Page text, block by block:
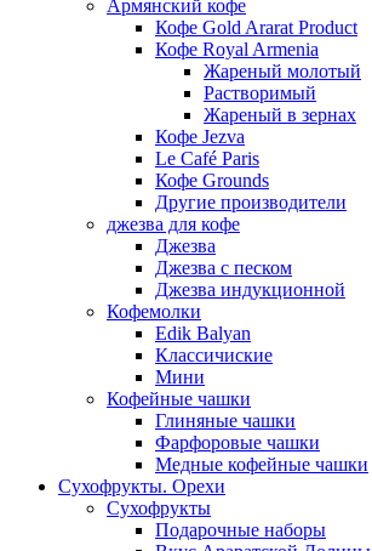
Армянский кофе
Кофе Gold Ararat Product
Кофе Royal Armenia
Жареный молотый
Растворимый
Жареный в зернах
Кофе Jezva
Le Café Paris
Кофе Grounds
Другие производители
джезва для кофе
Джезва
Джезва с песком
Джезва индукционной
Кофемолки
Edik Balyan
Классичиские
Мини
Кофейные чашки
Глиняные чашки
Фарфоровые чашки
Медные кофейные чашки
Сухофрукты. Орехи
Сухофрукты
Подарочные наборы